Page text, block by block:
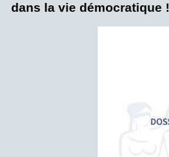
dans la vie démocratique !